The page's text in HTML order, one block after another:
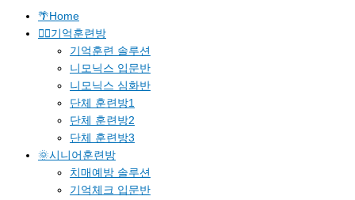
🌴Home
🐱‍🚀기억훈련방
기억훈련 솔루션
니모닉스 입문반
니모닉스 심화반
단체 훈련방1
단체 훈련방2
단체 훈련방3
🌞시니어훈련방
치매예방 솔루션
기억체크 입문반